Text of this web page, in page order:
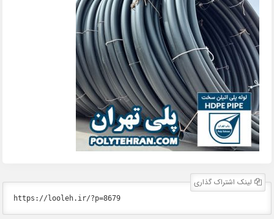
لینک اشتراک گذاری